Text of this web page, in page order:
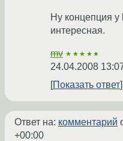
Ну концепция у
интересная.
mv ★★★★★
24.04.2008
Показать ответ
Ответ на: комментарий
+00:00